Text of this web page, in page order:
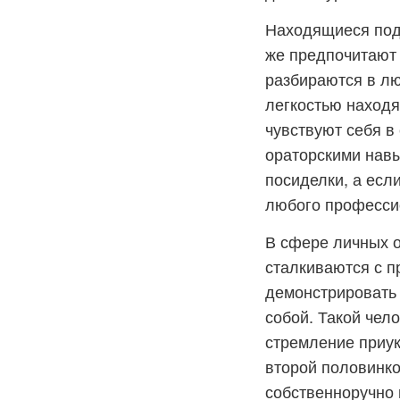
Находящиеся
же
разбираются в
легкостью
чувствуют себя
ораторскими
посиделки, а
любого
В сфере личных
сталкиваются с
собой. Такой
стремление
второй